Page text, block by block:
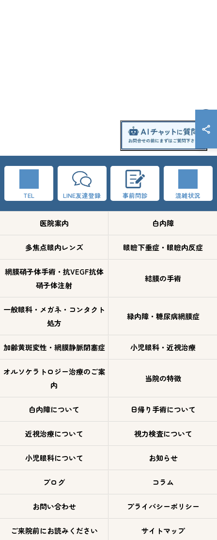
TEL LINE友達登録 事前問診 混雑状況
医院案内 白内障
多焦点眼内レンズ 眼瞼下垂症・眼瞼内反症
網膜硝子体手術・抗VEGF抗体
硝子体注射
結膜の手術
一般眼科・メガネ・コンタクト
処方
緑内障・糖尿病網膜症
加齢黄斑変性・網膜静脈閉塞症 小児眼科・近視治療
オルソケラトロジー治療のご案
内
当院の特徴
白内障について 日帰り手術について
近視治療について 視力検査について
小児眼科について お知らせ
ブログ コラム
お問い合わせ プライバシーポリシー
ご来院前にお読みください サイトマップ